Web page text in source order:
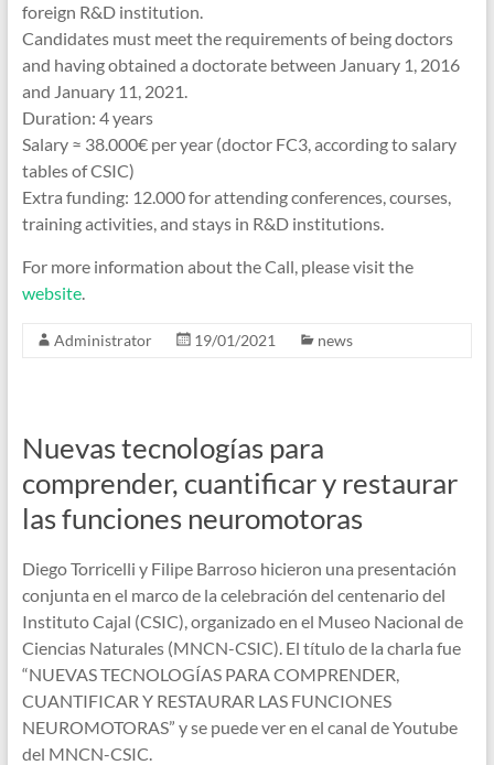
foreign R&D institution.
Candidates must meet the requirements of being doctors
and having obtained a doctorate between January 1, 2016
and January 11, 2021.
Duration: 4 years
Salary ≈ 38.000€ per year (doctor FC3, according to salary
tables of CSIC)
Extra funding: 12.000 for attending conferences, courses,
training activities, and stays in R&D institutions.
For more information about the Call, please visit the
website.
Administrator 19/01/2021 news
Nuevas tecnologías para
comprender, cuantificar y restaurar
las funciones neuromotoras
Diego Torricelli y Filipe Barroso hicieron una presentación
conjunta en el marco de la celebración del centenario del
Instituto Cajal (CSIC), organizado en el Museo Nacional de
Ciencias Naturales (MNCN-CSIC). El título de la charla fue
“NUEVAS TECNOLOGÍAS PARA COMPRENDER,
CUANTIFICAR Y RESTAURAR LAS FUNCIONES
NEUROMOTORAS” y se puede ver en el canal de Youtube
del MNCN-CSIC.